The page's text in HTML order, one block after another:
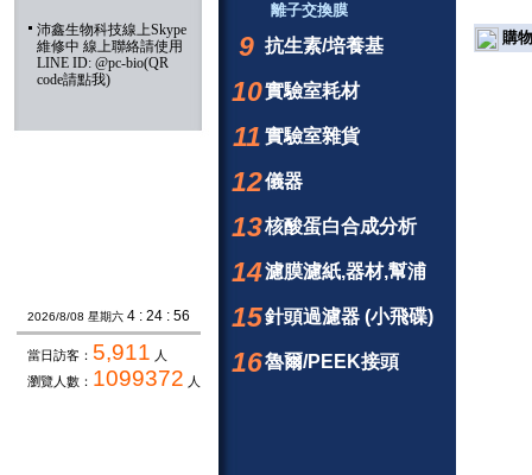
沛鑫生物科技線上Skype
維修中 線上聯絡請使用
LINE ID: @pc-bio(QR
code請點我)
2026/8/08 星期六 4 : 24 : 56
當日訪客： 5,911 人
瀏覽人數： 1099372 人
離子交換膜
9 抗生素/培養基
10實驗室耗材
11 實驗室雜貨
12儀器
13核酸蛋白合成分析
14濾膜濾紙,器材,幫浦
15針頭過濾器 (小飛碟)
16魯爾/PEEK接頭
購